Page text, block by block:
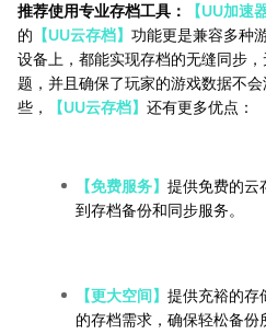
推荐使用专业存档工具： 【UU加速器
的 【UU云存档】 功能更是兼容多种
设备上，都能实现存档的无缝同步
题，并且确保了玩家的游戏数据不
些，
【UU云存档】 还有更多优点：
【免费服务】 提供免费的云
到存档备份和同步服务。
【更大空间】 提供充裕的存
的存档需求，确保轻松备份